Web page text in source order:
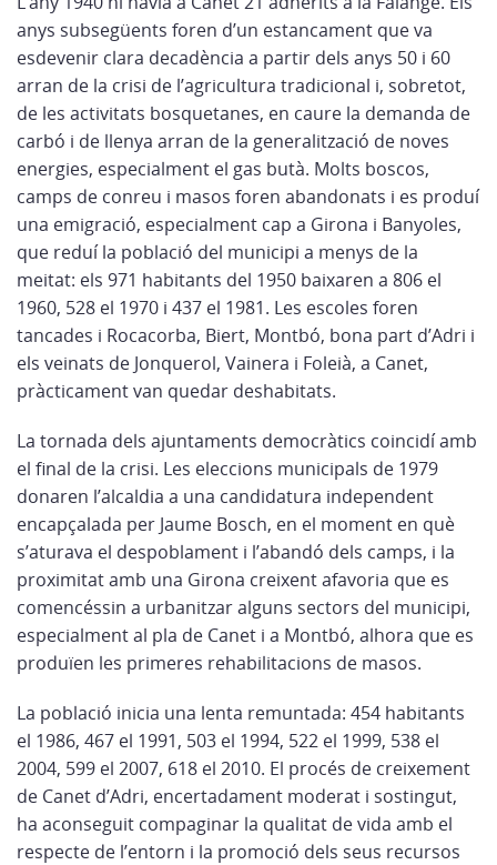
anys subsegüents foren d’un estancament que va
esdevenir clara decadència a partir dels anys 50 i 60
arran de la crisi de l’agricultura tradicional i, sobretot,
de les activitats bosquetanes, en caure la demanda de
carbó i de llenya arran de la generalització de noves
energies, especialment el gas butà. Molts boscos,
camps de conreu i masos foren abandonats i es produí
una emigració, especialment cap a Girona i Banyoles,
que reduí la població del municipi a menys de la
meitat: els 971 habitants del 1950 baixaren a 806 el
1960, 528 el 1970 i 437 el 1981. Les escoles foren
tancades i Rocacorba, Biert, Montbó, bona part d’Adri i
els veinats de Jonquerol, Vainera i Foleià, a Canet,
pràcticament van quedar deshabitats.
La tornada dels ajuntaments democràtics coincidí amb
el final de la crisi. Les eleccions municipals de 1979
donaren l’alcaldia a una candidatura independent
encapçalada per Jaume Bosch, en el moment en què
s’aturava el despoblament i l’abandó dels camps, i la
proximitat amb una Girona creixent afavoria que es
comencéssin a urbanitzar alguns sectors del municipi,
especialment al pla de Canet i a Montbó, alhora que es
produïen les primeres rehabilitacions de masos.
La població inicia una lenta remuntada: 454 habitants
el 1986, 467 el 1991, 503 el 1994, 522 el 1999, 538 el
2004, 599 el 2007, 618 el 2010. El procés de creixement
de Canet d’Adri, encertadament moderat i sostingut,
ha aconseguit compaginar la qualitat de vida amb el
respecte de l’entorn i la promoció dels seus recursos